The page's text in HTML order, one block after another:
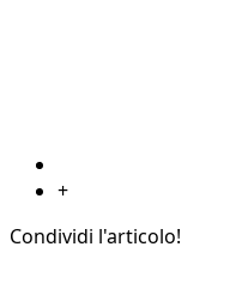
+
Condividi l'articolo!